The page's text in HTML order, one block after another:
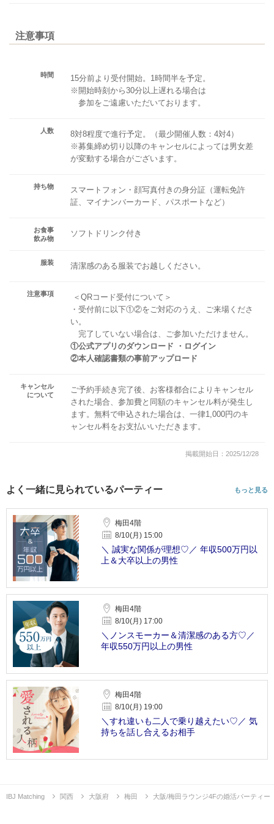
注意事項
時間
15分前より受付開始。1時間半を予定。
※開始時刻から30分以上遅れる場合は
参加をご遠慮いただいております。
人数
8対8程度で進行予定。（最少開催人数：4対4）
※募集締め切り以降のキャンセルによっては男女差
が変動する場合がございます。
持ち物
スマートフォン・顔写真付きの身分証（運転免許
証、マイナンバーカード、パスポートなど）
お食事
飲み物
ソフトドリンク付き
服装 清潔感のある服装でお越しください。
注意事項
＜QRコード受付について＞
・受付前に以下①②をご対応のうえ、ご来場くださ
い。
完了していない場合は、ご参加いただけません。
①公式アプリのダウンロード ・ログイン
②本人確認書類の事前アップロード
キャンセル
について
ご予約手続き完了後、お客様都合によりキャンセル
された場合、参加費と同額のキャンセル料が発生し
ます。無料で申込された場合は、一律1,000円のキ
ャンセル料をお支払いいただきます。
掲載開始日：2025/12/28
よく一緒に見られているパーティー もっと見る
梅田4階
8/10(月) 15:00
＼ 誠実な関係が理想♡／ 年収500万円以
上＆大卒以上の男性
梅田4階
8/10(月) 17:00
＼ノンスモーカー＆清潔感のある方♡／
年収550万円以上の男性
梅田4階
8/10(月) 19:00
＼すれ違いも二人で乗り越えたい♡／ 気
持ちを話し合えるお相手
IBJ Matching 関西 大阪府 梅田 大阪/梅田ラウンジ4Fの婚活パーティー